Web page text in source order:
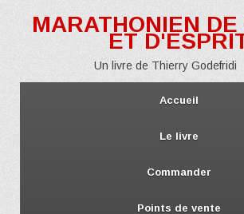
MARATHONIEN DE
ET
Un livre de Thierry Godefridi
Accueil
Le livre
Commander
Points de vente